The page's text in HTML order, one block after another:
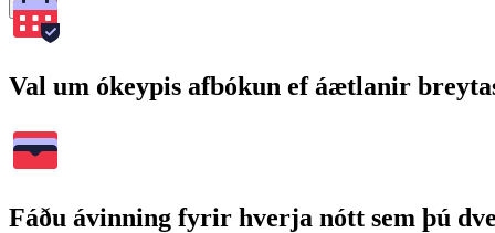
Leita
Val um ókeypis afbókun ef áætlanir
Fáðu ávinning fyrir hverja nótt sem þú